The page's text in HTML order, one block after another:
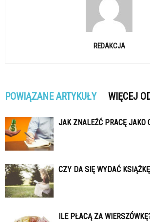
REDAKCJA
POWIĄZANE ARTYKUŁY WIĘCEJ
JAK ZNALEŹĆ PRACĘ JAKO
CZY DA SIĘ WYDAĆ
ILE PŁACĄ ZA